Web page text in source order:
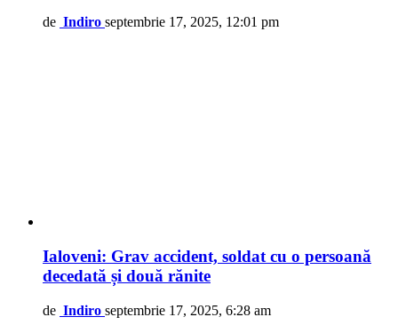
de Indiro septembrie 17, 2025, 12:01 pm
Ialoveni: Grav accident, soldat cu o persoană
decedată și două rănite
de Indiro septembrie 17, 2025, 6:28 am